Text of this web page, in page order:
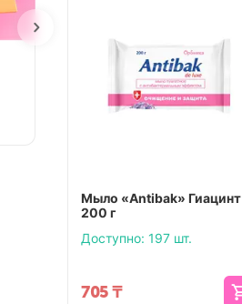
Мыло «Antibak» Гиацинт
200 г
Доступно: 197 шт.
705₸
Товары недели
от 08/01/2026 по
08/09/2026